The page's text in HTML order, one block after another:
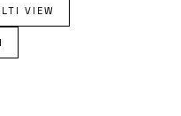
VIEW